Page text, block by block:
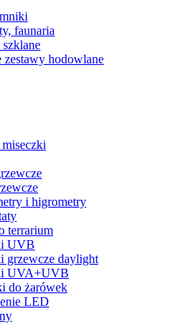
faunaria
szklane
zestawy hodowlane
i higrometry
terrarium
UVB
grzewcze daylight
UVA+UVB
do żarówek
LED